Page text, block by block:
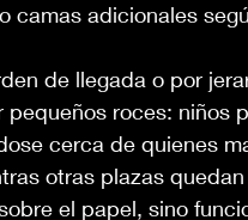
camas adicionales
de llegada o por
roces: niños
cerca de quienes
otras plazas
el papel, sino